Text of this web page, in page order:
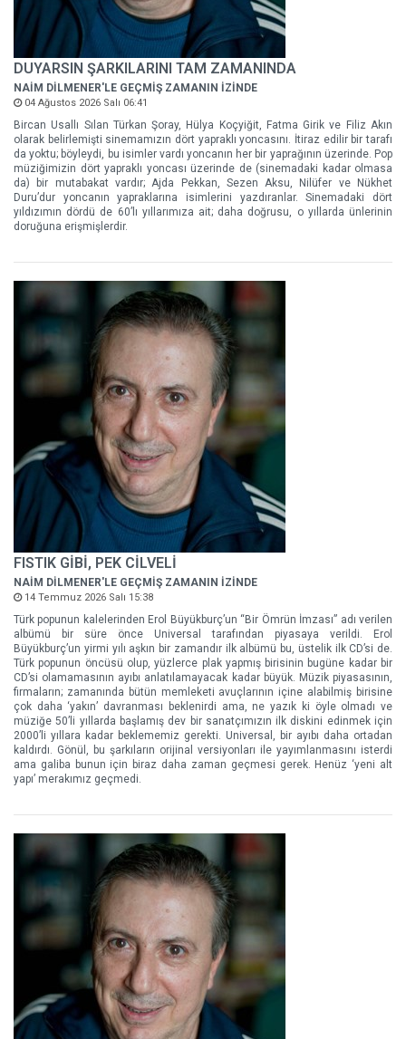
DUYARSIN ŞARKILARINI TAM ZAMANINDA
NAİM DİLMENER'LE GEÇMİŞ ZAMANIN İZİNDE
04 Ağustos 2026 Salı 06:41
Bircan Usallı Sılan Türkan Şoray, Hülya Koçyiğit, Fatma Girik ve Filiz Akın
olarak belirlemişti sinemamızın dört yapraklı yoncasını. İtiraz edilir bir tarafı
da yoktu; böyleydi, bu isimler vardı yoncanın her bir yaprağının üzerinde. Pop
müziğimizin dört yapraklı yoncası üzerinde de (sinemadaki kadar olmasa
da) bir mutabakat vardır; Ajda Pekkan, Sezen Aksu, Nilüfer ve Nükhet
Duru’dur yoncanın yapraklarına isimlerini yazdıranlar. Sinemadaki dört
yıldızımın dördü de 60’lı yıllarımıza ait; daha doğrusu, o yıllarda ünlerinin
doruğuna erişmişlerdir.
FISTIK GİBİ, PEK CİLVELİ
NAİM DİLMENER'LE GEÇMİŞ ZAMANIN İZİNDE
14 Temmuz 2026 Salı 15:38
Türk popunun kalelerinden Erol Büyükburç’un “Bir Ömrün İmzası” adı verilen
albümü bir süre önce Universal tarafından piyasaya verildi. Erol
Büyükburç’un yirmi yılı aşkın bir zamandır ilk albümü bu, üstelik ilk CD’si de.
Türk popunun öncüsü olup, yüzlerce plak yapmış birisinin bugüne kadar bir
CD’si olamamasının ayıbı anlatılamayacak kadar büyük. Müzik piyasasının,
firmaların; zamanında bütün memleketi avuçlarının içine alabilmiş birisine
çok daha ‘yakın’ davranması beklenirdi ama, ne yazık ki öyle olmadı ve
müziğe 50’li yıllarda başlamış dev bir sanatçımızın ilk diskini edinmek için
2000’li yıllara kadar beklememiz gerekti. Universal, bir ayıbı daha ortadan
kaldırdı. Gönül, bu şarkıların orijinal versiyonları ile yayımlanmasını isterdi
ama galiba bunun için biraz daha zaman geçmesi gerek. Henüz ‘yeni alt
yapı’ merakımız geçmedi.